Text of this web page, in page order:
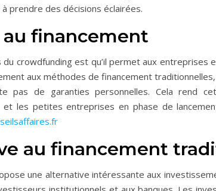
prendre des décisions éclairées.
financement
du crowdfunding est qu’il permet aux entreprises
aux méthodes de financement
pas de garanties personnelles. Cela rend
les petites entreprises en phase de
au financement
une alternative intéressante aux